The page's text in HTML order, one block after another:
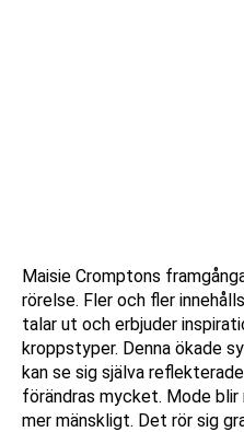
Maisie Cromptons
rörelse. Fler och fler
talar ut och erbjuder
kroppstyper. Denna ökade
kan se sig själva
förändras mycket. Mode
mer mänskligt. Det rör sig